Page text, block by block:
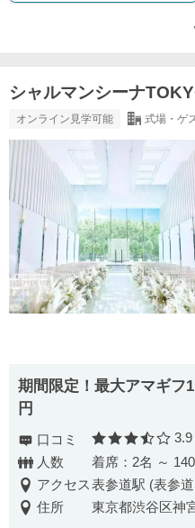
シャルマンシーナ
オンライン見学可能 式場・ゲ
期間限定！最大アマギフ
円
口コミ 口
3.9
人数
着席：2名 ～
アクセス表参道駅 (表参
住所
東京都渋谷区神